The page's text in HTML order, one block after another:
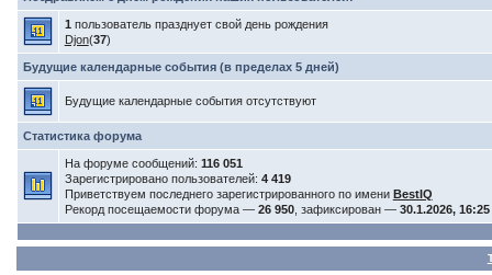
1 пользователь празднует свой день рождения
Djon(37)
Будущие календарные события (в пределах 5 дней)
Будущие календарные события отсутствуют
Статистика форума
На форуме сообщений: 116 051
Зарегистрировано пользователей: 4 419
Приветствуем последнего зарегистрированного по имени BestIQ
Рекорд посещаемости форума — 26 950, зафиксирован — 30.1.2026, 16:25